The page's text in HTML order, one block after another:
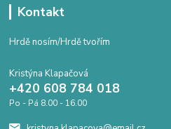
Kontakt
Hrdě nosím/Hrdě tvořím
Kristýna Klapačová
+420 608 784 018
Po - Pá 8.00 - 16.00